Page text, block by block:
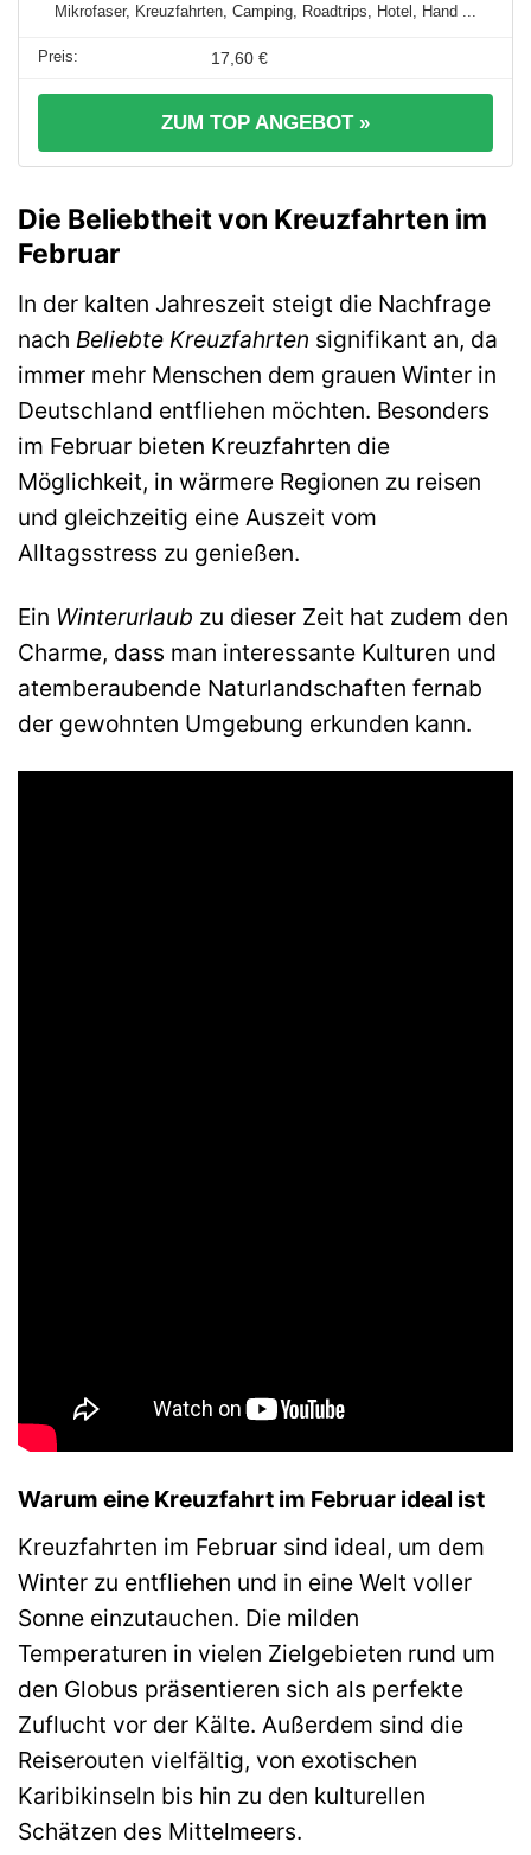
Mikrofaser, Kreuzfahrten, Camping, Roadtrips, Hotel, Hand ...
17,60 €
ZUM TOP ANGEBOT »
Die Beliebtheit von Kreuzfahrten im
Februar
In der kalten Jahreszeit steigt die Nachfrage
nach Beliebte Kreuzfahrten signifikant an, da
immer mehr Menschen dem grauen Winter in
Deutschland entfliehen möchten. Besonders
im Februar bieten Kreuzfahrten die
Möglichkeit, in wärmere Regionen zu reisen
und gleichzeitig eine Auszeit vom
Alltagsstress zu genießen.
Ein Winterurlaub zu dieser Zeit hat zudem den
Charme, dass man interessante Kulturen und
atemberaubende Naturlandschaften fernab
der gewohnten Umgebung erkunden kann.
Warum eine Kreuzfahrt im Februar ideal ist
Kreuzfahrten im Februar sind ideal, um dem
Winter zu entfliehen und in eine Welt voller
Sonne einzutauchen. Die milden
Temperaturen in vielen Zielgebieten rund um
den Globus präsentieren sich als perfekte
Zuflucht vor der Kälte. Außerdem sind die
Reiserouten vielfältig, von exotischen
Karibikinseln bis hin zu den kulturellen
Schätzen des Mittelmeers.